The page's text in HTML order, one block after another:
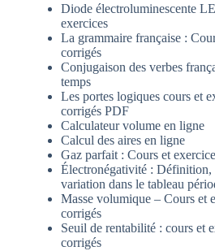
Diode électroluminescente
exercices
La grammaire française :
corrigés
Conjugaison des verbes
temps
Les portes logiques cours et
corrigés PDF
Calculateur volume en ligne
Calcul des aires en ligne
Gaz parfait : Cours et
Électronégativité : Définition,
variation dans le tableau
Masse volumique – Cours et
corrigés
Seuil de rentabilité : cours et
corrigés